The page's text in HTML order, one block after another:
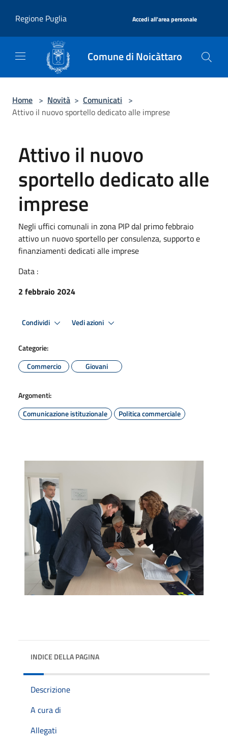
Regione Puglia
Accedi all'area personale
Comune di Noicàttaro
Home > Novità > Comunicati >
Attivo il nuovo sportello dedicato alle imprese
Attivo il nuovo
sportello dedicato alle
imprese
Negli uffici comunali in zona PIP dal primo febbraio
attivo un nuovo sportello per consulenza, supporto e
finanziamenti dedicati alle imprese
Data :
2 febbraio 2024
Condividi Vedi azioni
Categorie:
Commercio
Giovani
Argomenti:
Comunicazione istituzionale
Politica commerciale
INDICE DELLA PAGINA
Descrizione
A cura di
Allegati